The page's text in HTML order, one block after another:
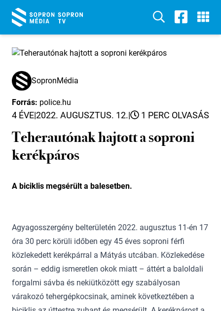
SopronMédia
Forrás: police.hu
4 ÉVE|2022. AUGUSZTUS. 12.| 1 PERC OLVASÁS
Teherautónak hajtott a soproni
kerékpáros
A biciklis megsérült a balesetben.
Agyagosszergény belterületén 2022. augusztus 11-én 17
óra 30 perc körüli időben egy 45 éves soproni férfi
közlekedett kerékpárral a Mátyás utcában. Közlekedése
során – eddig ismeretlen okok miatt – áttért a baloldali
forgalmi sávba és nekiütközött egy szabályosan
várakozó tehergépkocsinak, aminek következtében a